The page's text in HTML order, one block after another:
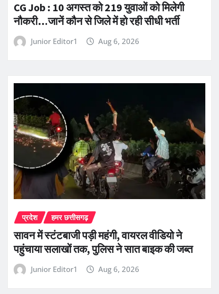
CG Job : 10 अगस्त को 219 युवाओं को मिलेगी
नौकरी…जानें कौन से जिले में हो रही सीधी भर्ती
Junior Editor1 Aug 6, 2026
प्रदेश हमर छत्तीसगढ़
सावन में स्टंटबाजी पड़ी महंगी, वायरल वीडियो ने
पहुंचाया सलाखों तक, पुलिस ने सात बाइक की जब्त
Junior Editor1 Aug 6, 2026